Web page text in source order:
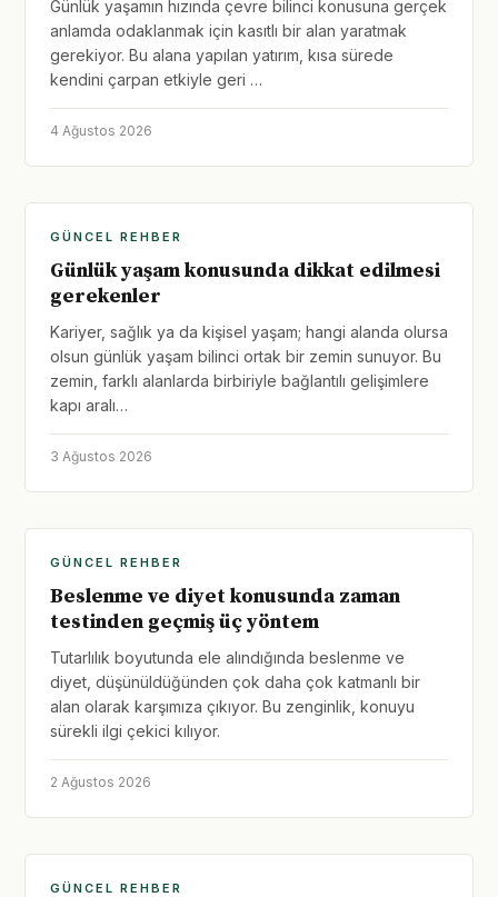
Günlük yaşamın hızında çevre bilinci konusuna gerçek
anlamda odaklanmak için kasıtlı bir alan yaratmak
gerekiyor. Bu alana yapılan yatırım, kısa sürede
kendini çarpan etkiyle geri …
4 Ağustos 2026
GÜNCEL REHBER
Günlük yaşam konusunda dikkat edilmesi
gerekenler
Kariyer, sağlık ya da kişisel yaşam; hangi alanda olursa
olsun günlük yaşam bilinci ortak bir zemin sunuyor. Bu
zemin, farklı alanlarda birbiriyle bağlantılı gelişimlere
kapı aralı…
3 Ağustos 2026
GÜNCEL REHBER
Beslenme ve diyet konusunda zaman
testinden geçmiş üç yöntem
Tutarlılık boyutunda ele alındığında beslenme ve
diyet, düşünüldüğünden çok daha çok katmanlı bir
alan olarak karşımıza çıkıyor. Bu zenginlik, konuyu
sürekli ilgi çekici kılıyor.
2 Ağustos 2026
GÜNCEL REHBER